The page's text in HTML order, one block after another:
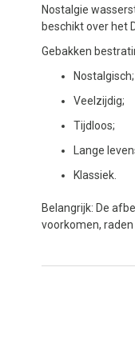
Nostalgie
beschikt over het
Gebakken
Nostalgisch;
Veelzijdig;
Tijdloos;
Lange
Klassiek.
Belangrijk: De
voorkomen,